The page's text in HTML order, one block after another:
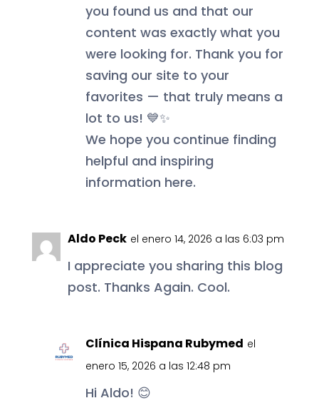
you found us and that our
content was exactly what you
were looking for. Thank you for
saving our site to your
favorites — that truly means a
lot to us! 💙✨
We hope you continue finding
helpful and inspiring
information here.
Aldo Peck el enero 14, 2026 a las 6:03 pm
I appreciate you sharing this blog
post. Thanks Again. Cool.
Clínica Hispana Rubymed el
enero 15, 2026 a las 12:48 pm
Hi Aldo! 😊